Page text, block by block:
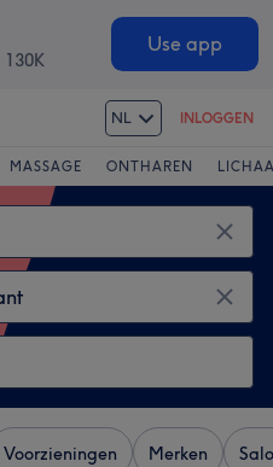
130K
Use app
NL INLOGGEN
MASSAGE ONTHAREN
Voorzieningen Merken